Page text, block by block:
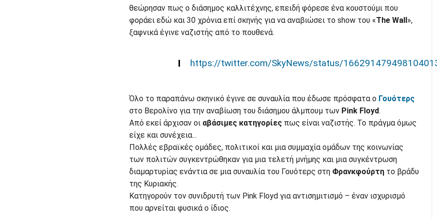
θεώρησαν πως ο διάσημος καλλιτέχνης, επειδή φόρεσε ένα κουστούμι που
φοράει εδώ και 30 χρόνια επί σκηνής για να αναβιώσει το show του «The Wall»,
ξαφνικά έγινε ναζιστής από το πουθενά.
https://twitter.com/SkyNews/status/
Όλο το παραπάνω σκηνικό έγινε σε συναυλία που έδωσε πρόσφατα ο Γουότερς
στο Βερολίνο για την αναβίωση του διάσημου άλμπουμ των Pink Floyd.
Από εκεί άρχισαν οι αβάσιμες κατηγορίες πως είναι ναζιστής. Το πράγμα όμως
είχε και συνέχεια...
Πολλές εβραϊκές ομάδες, πολιτικοί και μια συμμαχία ομάδων της κοινωνίας
των πολιτών συγκεντρώθηκαν για μια τελετή μνήμης και μια συγκέντρωση
διαμαρτυρίας ενάντια σε μια συναυλία του Γουότερς στη Φρανκφούρτητο βράδυ
της Κυριακής.
Κατηγορούν τον συνιδρυτή των Pink Floyd για αντισημιτισμό – έναν ισχυρισμό
που αρνείται φυσικά ο ίδιος.